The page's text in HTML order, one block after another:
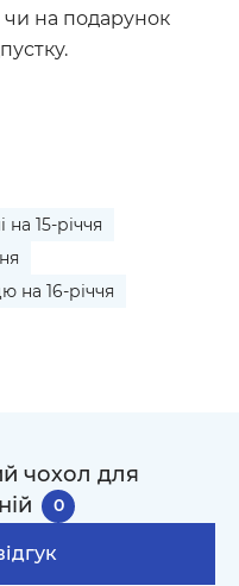
чи на подарунок
на 15-річчя
на 16-річчя
чохол для
0